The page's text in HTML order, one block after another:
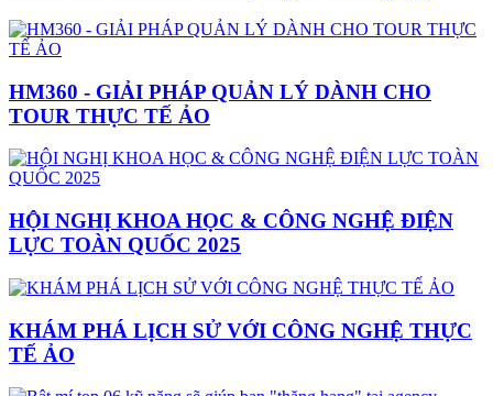
HM360 - GIẢI PHÁP QUẢN LÝ DÀNH CHO
TOUR THỰC TẾ ẢO
HỘI NGHỊ KHOA HỌC & CÔNG NGHỆ ĐIỆN
LỰC TOÀN QUỐC 2025
KHÁM PHÁ LỊCH SỬ VỚI CÔNG NGHỆ THỰC
TẾ ẢO